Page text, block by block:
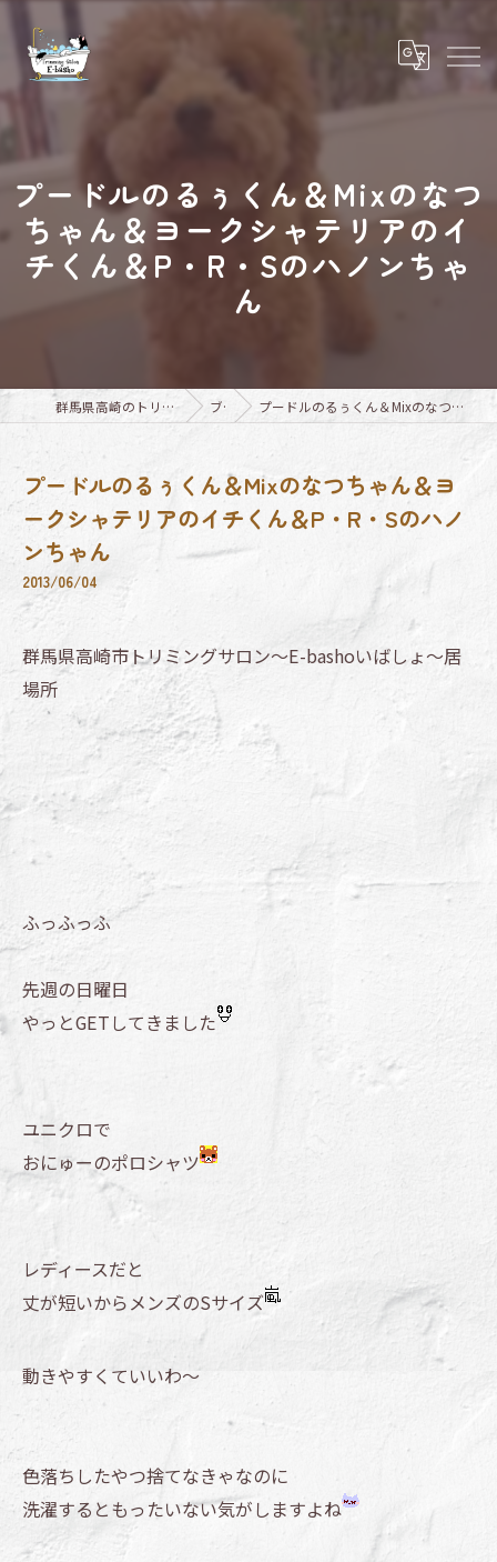
プードルのるぅくん＆Mixのなつ
ちゃん＆ヨークシャテリアのイ
チくん＆P・R・Sのハノンちゃ
ん
群馬県高崎のトリミングならTrimming Salon E-basho ブログ プードルのるぅくん＆Mixのなつちゃん＆ヨークシャテリアのイチくん＆P・R・Sのハノンちゃん
プードルのるぅくん＆Mixのなつちゃん＆ヨ
ークシャテリアのイチくん＆P・R・Sのハノ
ンちゃん
2013/06/04
群馬県高崎市トリミングサロン～E-bashoいばしょ～居
場所
ふっふっふ
先週の日曜日
やっとGETしてきました
ユニクロで
おにゅーのポロシャツ
レディースだと
丈が短いからメンズのSサイズ
動きやすくていいわ～
色落ちしたやつ捨てなきゃなのに
洗濯するともったいない気がしますよね